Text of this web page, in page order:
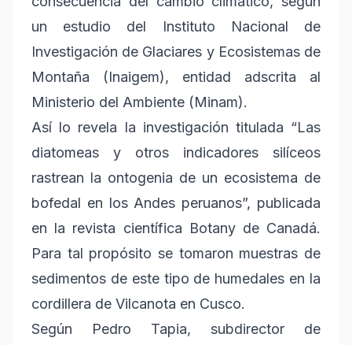
un estudio del Instituto Nacional de
Investigación de Glaciares y Ecosistemas de
Montaña (Inaigem), entidad adscrita al
Ministerio del Ambiente (Minam).
Así lo revela la investigación titulada “Las
diatomeas y otros indicadores silíceos
rastrean la ontogenia de un ecosistema de
bofedal en los Andes peruanos”, publicada
en la revista científica Botany de Canadá.
Para tal propósito se tomaron muestras de
sedimentos de este tipo de humedales en la
cordillera de Vilcanota en Cusco.
Según Pedro Tapia, subdirector de